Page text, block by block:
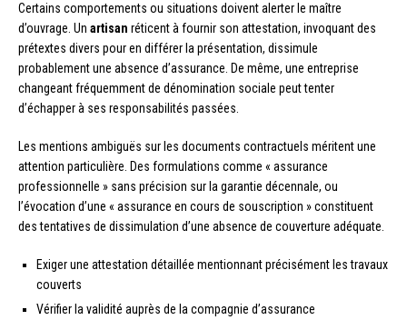
Certains comportements ou situations doivent alerter le maître
d’ouvrage. Un artisan réticent à fournir son attestation, invoquant des
prétextes divers pour en différer la présentation, dissimule
probablement une absence d’assurance. De même, une entreprise
changeant fréquemment de dénomination sociale peut tenter
d’échapper à ses responsabilités passées.
Les mentions ambiguës sur les documents contractuels méritent une
attention particulière. Des formulations comme « assurance
professionnelle » sans précision sur la garantie décennale, ou
l’évocation d’une « assurance en cours de souscription » constituent
des tentatives de dissimulation d’une absence de couverture adéquate.
Exiger une attestation détaillée mentionnant précisément les travaux
couverts
Vérifier la validité auprès de la compagnie d’assurance